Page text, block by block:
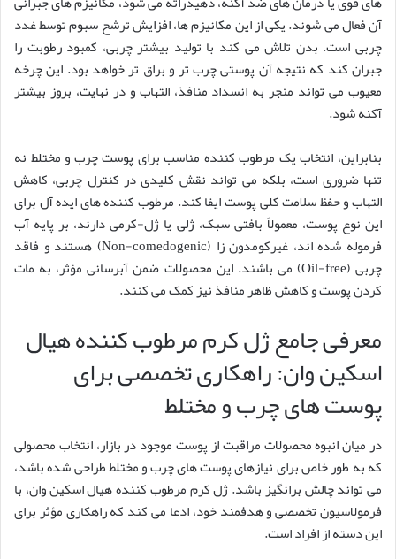
آن فعال می شوند. یکی از این مکانیزم ها، افزایش ترشح سبوم توسط غدد
چربی است. بدن تلاش می کند با تولید بیشتر چربی، کمبود رطوبت را
جبران کند که نتیجه آن پوستی چرب تر و براق تر خواهد بود. این چرخه
معیوب می تواند منجر به انسداد منافذ، التهاب و در نهایت، بروز بیشتر
آکنه شود.
بنابراین، انتخاب یک مرطوب کننده مناسب برای پوست چرب و مختلط نه
تنها ضروری است، بلکه می تواند نقش کلیدی در کنترل چربی، کاهش
التهاب و حفظ سلامت کلی پوست ایفا کند. مرطوب کننده های ایده آل برای
این نوع پوست، معمولاً بافتی سبک، ژلی یا ژل-کرمی دارند، بر پایه آب
فرموله شده اند، غیرکومدون زا (Non-comedogenic) هستند و فاقد
چربی (Oil-free) می باشند. این محصولات ضمن آبرسانی مؤثر، به مات
کردن پوست و کاهش ظاهر منافذ نیز کمک می کنند.
معرفی جامع ژل کرم مرطوب کننده هیال
اسکین وان: راهکاری تخصصی برای
پوست های چرب و مختلط
در میان انبوه محصولات مراقبت از پوست موجود در بازار، انتخاب محصولی
که به طور خاص برای نیازهای پوست های چرب و مختلط طراحی شده باشد،
می تواند چالش برانگیز باشد. ژل کرم مرطوب کننده هیال اسکین وان، با
فرمولاسیون تخصصی و هدفمند خود، ادعا می کند که راهکاری مؤثر برای
این دسته از افراد است.